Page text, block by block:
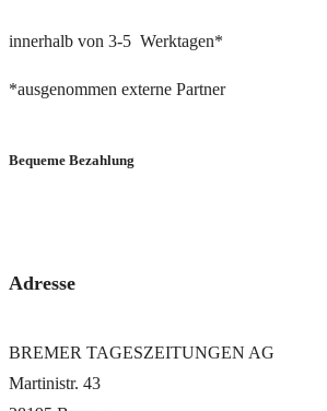
innerhalb von 3-5 Werktagen*
*ausgenommen externe Partner
Bequeme Bezahlung
Adresse
BREMER TAGESZEITUNGEN AG
Martinistr. 43